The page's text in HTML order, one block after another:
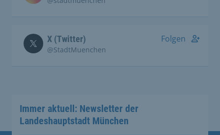
X (Twitter)
@StadtMuenchen
Folgen
Immer aktuell: Newsletter der
Landeshauptstadt München